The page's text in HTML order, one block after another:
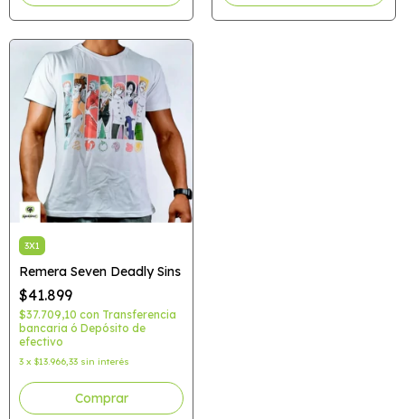
3X1
Remera Seven Deadly Sins
$41.899
$37.709,10 con Transferencia
bancaria ó Depósito de
efectivo
3 x $13.966,33 sin interés
Comprar